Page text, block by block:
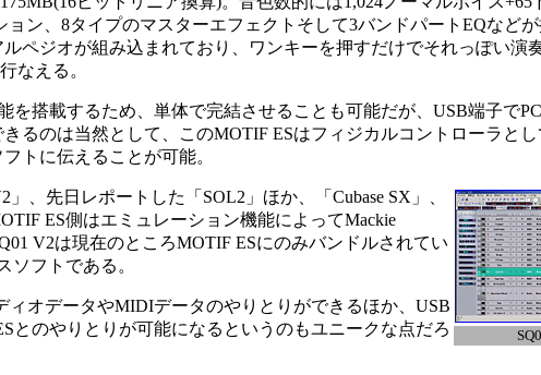
ン、8タイプのマスターエフェクトそして3バンドパートEQなど
ペジオが組み込まれており、ワンキーを押すだけでそれっぽい演
なえる。
搭載するため、単体で完結させることも可能だが、USB端子で
るのは当然として、このMOTIF ESはフィジカルコントローラと
トに伝えることが可能。
、先日レポートした「SOL2」ほか、「Cubase SX」、
ES側はエミュレーション機能によってMackie
V2は現在のところMOTIF ESにのみバンドルされてい
フトである。
オデータやMIDIデータのやりとりができるほか、USB
のやりとりが可能になるというのもユニークな点だろ